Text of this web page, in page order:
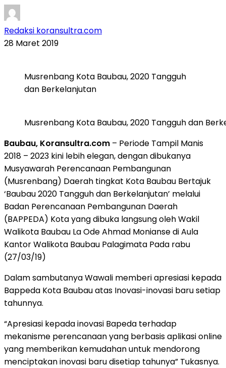
Redaksi koransultra.com
28 Maret 2019
Musrenbang Kota Baubau, 2020 Tangguh
dan Berkelanjutan
Musrenbang Kota Baubau, 2020 Tangguh dan
Baubau, Koransultra.com – Periode Tampil Manis
2018 – 2023 kini lebih elegan, dengan dibukanya
Musyawarah Perencanaan Pembangunan
(Musrenbang) Daerah tingkat Kota Baubau Bertajuk
‘Baubau 2020 Tangguh dan Berkelanjutan’ melalui
Badan Perencanaan Pembangunan Daerah
(BAPPEDA) Kota yang dibuka langsung oleh Wakil
Walikota Baubau La Ode Ahmad Monianse di Aula
Kantor Walikota Baubau Palagimata Pada rabu
(27/03/19)
Dalam sambutanya Wawali memberi apresiasi kepada
Bappeda Kota Baubau atas Inovasi-inovasi baru setiap
tahunnya.
“Apresiasi kepada inovasi Bapeda terhadap
mekanisme perencanaan yang berbasis aplikasi online
yang memberikan kemudahan untuk mendorong
menciptakan inovasi baru disetiap tahunya” Tukasnya.